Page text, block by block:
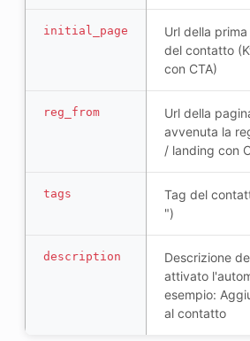
initial_page
Url della
del contatto
con CTA)
reg_from
Url della
avvenuta la
/ landing con
tags
Tag del
")
description
Descrizione
attivato
esempio:
al contatto